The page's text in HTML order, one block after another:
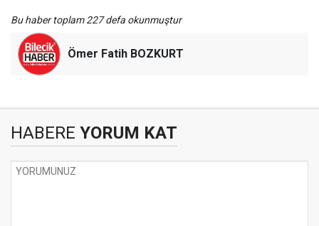
Bu haber toplam 227 defa okunmuştur
Ömer Fatih BOZKURT
HABERE YORUM KAT